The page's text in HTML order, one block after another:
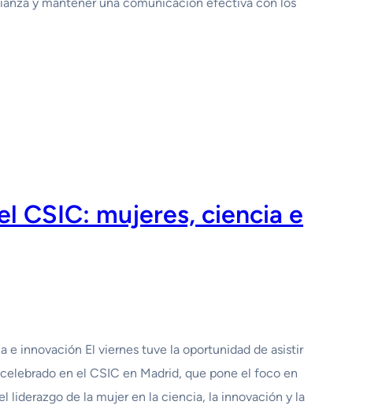
CSIC: mujeres, ciencia e
e innovación El viernes tuve la oportunidad de asistir
en el CSIC en Madrid, que pone el foco en
liderazgo de la mujer en la ciencia, la innovación y la